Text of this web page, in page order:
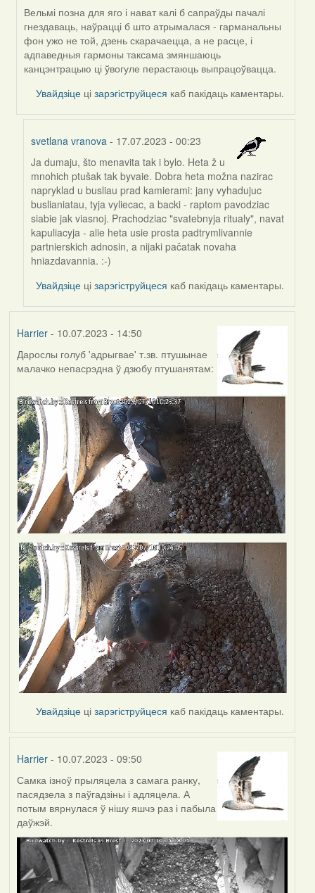
Вельмі позна для яго і нават калі б сапраўды пачалі
гнездаваць, наўрацці б што атрымалася - гарманальны
фон ужо не той, дзень скарачаецца, а не расце, і
адпаведныя гармоны таксама змяншаюць
канцэнтрацыю ці ўвогуле перастаюць выпрацоўвацца.
Увайдзіце цізарэгіструйцеся каб пакідаць каментары.
svetlana vranova - 17.07.2023 - 00:23
In
reply
to
by
Harrier
Ja dumaju, što menavita tak i bylo. Heta ž u
mnohich ptušak tak byvaie. Dobra heta možna nazirac
napryklad u busliau prad kamierami: jany vyhadujuc
buslianiatau, tyja vyliecac, a backi - raptom pavodziac
siabie jak viasnoj. Prachodziac "svatebnyja ritualy", navat
kapuliacyja - alie heta usie prosta padtrymlivannie
partnierskich adnosin, a nijaki pačatak novaha
hniazdavannia. :-)
Увайдзіце цізарэгіструйцеся каб пакідаць каментары.
Harrier- 10.07.2023 - 14:50
Дарослы голуб 'адрыгвае' т.зв. птушынае
малачко непасрэдна ў дзюбу птушанятам:
Увайдзіце цізарэгіструйцеся каб пакідаць каментары.
Harrier- 10.07.2023 - 09:50
Самка ізноў прыляцела з самага ранку,
пасядзела з паўгадзіны і адляцела. А
потым вярнулася ў нішу яшчэ раз і пабыла
даўжэй.